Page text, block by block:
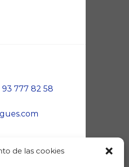
de las cookies
93 777 82 58